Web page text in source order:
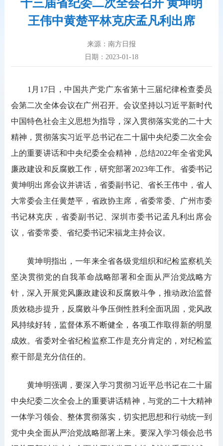
十三届省纪委二次全会召开 黄坤明
王伟中黄楚平林克庆孟凡利出席
来源：南方日报
日期：2023-01-18
1月17日，中国共产党广东省第十三届纪律检查委员
会第二次全体会议在广州召开。会议坚持以习近平新时代
中国特色社会主义思想为指导，深入贯彻落实党的二十大
精神，贯彻落实习近平总书记在二十届中央纪委二次全会
上的重要讲话和中央纪委全会精神，总结2022年全省党风
廉政建设和反腐败工作，研究部署2023年工作。省委书记
黄坤明出席会议并讲话，省委副书记、省长王伟中，省人
大常委会主任黄楚平，省政协主席，省委常委、广州市委
书记林克庆，省委副书记、深圳市委书记孟凡利出席会
议，省委常委、省纪委书记宋福龙主持会议。
黄坤明指出，一年来全省各级党组织和纪检监察机关
坚决贯彻党的自我革命战略部署和全面从严治党战略方
针，深入开展党风廉政建设和反腐败斗争，推动政治监督
质效稳步提升，反腐败斗争压倒性胜利全面巩固，党风政
风持续好转，监督体系不断健全，各项工作取得新的明显
成效。省委对全省纪检监察工作是充分肯定的，对纪检监
察干部是充分信任的。
黄坤明强调，要深入学习贯彻习近平总书记在二十届
中央纪委二次全会上的重要讲话精神，与党的二十大精神
一体学习领会、整体贯彻落实，切实把思想和行动统一到
党中央全面从严治党战略部署上来。要深入学习领会总书